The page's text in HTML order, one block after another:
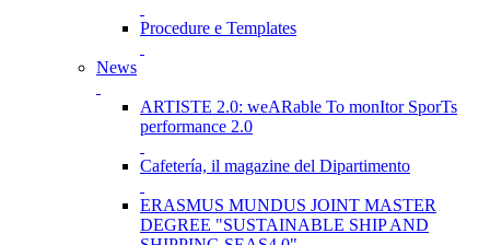
Procedure e Templates
News
ARTISTE 2.0: weARable To monItor SporTs
performance 2.0
Cafetería, il magazine del Dipartimento
ERASMUS MUNDUS JOINT MASTER
DEGREE "SUSTAINABLE SHIP AND